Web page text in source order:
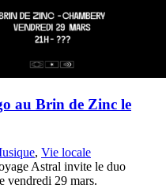
au Brin de Zinc le
, Vie locale
Astral invite le duo
vendredi 29 mars.